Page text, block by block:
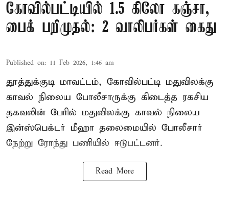
கோவில்பட்டியில் 1.5 கிலோ கஞ்சா,
பைக் பறிமுதல்: 2 வாலிபர்கள் கைது
Published on: 11 Feb 2026, 1:46 am
தூத்துக்குடி மாவட்டம், கோவில்பட்டி மதுவிலக்கு
காவல் நிலைய போலீசாருக்கு கிடைத்த ரகசிய
தகவலின் பேரில் மதுவிலக்கு காவல் நிலைய
இன்ஸ்பெக்டர் மீஹா தலைமையில் போலீசார்
நேற்று ரோந்து பணியில் ஈடுபட்டனர்.
Read More